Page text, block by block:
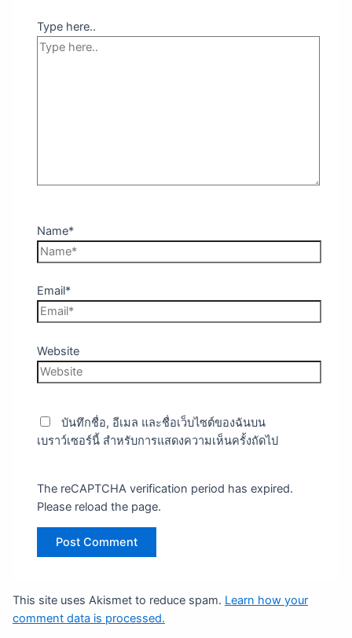
Type here..
Name*
Email*
Website
บันทึกชื่อ, อีเมล และชื่อเว็บไซต์ของฉันบน
เบราว์เซอร์นี้ สำหรับการแสดงความเห็นครั้งถัดไป
The reCAPTCHA verification period has expired.
Please reload the page.
This site uses Akismet to reduce spam. Learn how your
comment data is processed.